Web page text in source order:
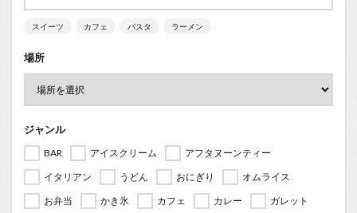
スイーツ カフェ パスタ ラーメン
場所
ジャンル
BAR アイスクリーム
アフタヌーンティー
イタリアン
うどん おにぎり
オムライス
お弁当
かき氷 カフェ カレー
ガレット